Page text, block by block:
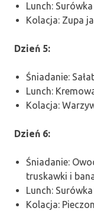
Lunch:
Kolacja: Zupa
Dzień 5:
Śniadanie:
Lunch:
Kolacja:
Dzień 6:
Śniadanie:
truskawki i
Lunch:
Kolacja: